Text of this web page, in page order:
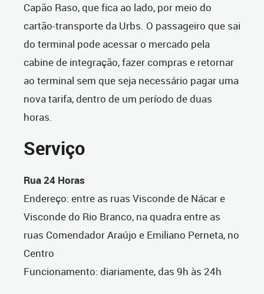
Capão Raso, que fica ao lado, por meio do
cartão-transporte da Urbs. O passageiro que sai
do terminal pode acessar o mercado pela
cabine de integração, fazer compras e retornar
ao terminal sem que seja necessário pagar uma
nova tarifa, dentro de um período de duas
horas.
Serviço
Rua 24 Horas
Endereço: entre as ruas Visconde de Nácar e
Visconde do Rio Branco, na quadra entre as
ruas Comendador Araújo e Emiliano Perneta, no
Centro
Funcionamento: diariamente, das 9h às 24h